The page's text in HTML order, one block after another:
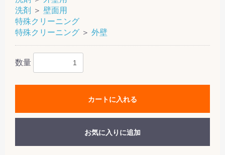
洗剤
＞ 壁面用
特殊クリーニング
特殊クリーニング ＞ 外壁
数量
カートに入れる
お気に入りに追加